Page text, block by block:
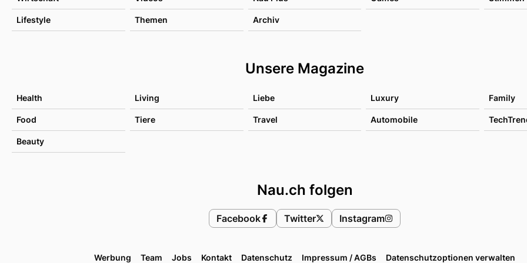
Lifestyle Themen Archiv
Unsere Magazine
Health Living Liebe Luxury Family
Food Tiere Travel Automobile
Beauty
Nau.ch folgen
Facebook Twitter Instagram
Werbung Team Jobs Kontakt Datenschutz Impressum / AGBs Datenschutzoptionen verwalten